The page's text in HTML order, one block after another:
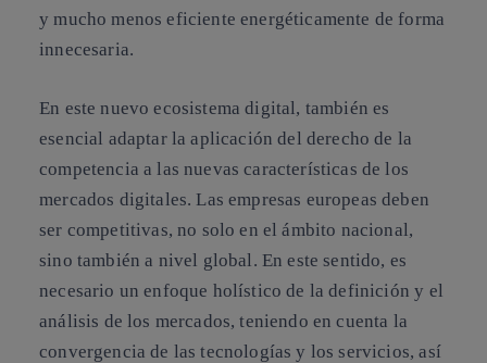
y mucho menos eficiente energéticamente de forma
innecesaria.
En este nuevo ecosistema digital, también es
esencial adaptar la aplicación del derecho de la
competencia a las nuevas características de los
mercados digitales. Las empresas europeas deben
ser competitivas, no solo en el ámbito nacional,
sino también a nivel global. En este sentido, es
necesario un enfoque holístico de la definición y el
análisis de los mercados, teniendo en cuenta la
convergencia de las tecnologías y los servicios, así